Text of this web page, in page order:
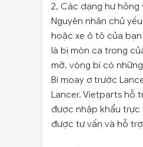
2, Các dạng hư hỏng
Nguyên nhân chủ
hoặc xe ô tô của
là bị mòn ca trong
mỡ, vòng bi có
Bi moay ơ trước
Lancer. Vietparts hỗ
được nhập khẩu trực
được tư vấn và hỗ